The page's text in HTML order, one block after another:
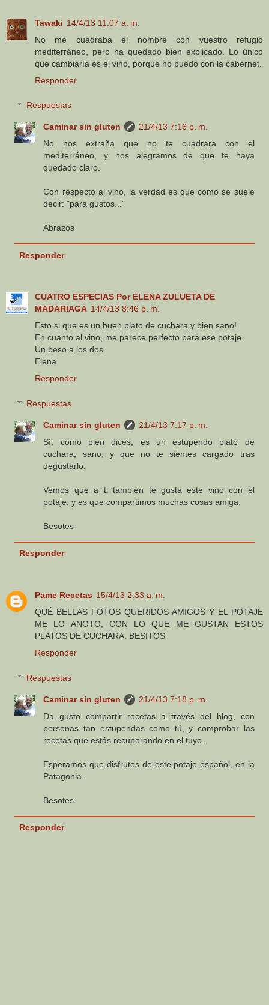
Tawaki 14/4/13 11:07 a. m.
No me cuadraba el nombre con vuestro refugio
mediterráneo, pero ha quedado bien explicado. Lo único
que cambiaría es el vino, porque no puedo con la cabernet.
Responder
Respuestas
Caminar sin gluten
21/4/13 7:16 p. m.
No nos extraña que no te cuadrara con el
mediterráneo, y nos alegramos de que te haya
quedado claro.
Con respecto al vino, la verdad es que como se suele
decir: "para gustos..."
Abrazos
Responder
CUATRO ESPECIAS Por ELENA ZULUETA DE
MADARIAGA 14/4/13 8:46 p. m.
Esto si que es un buen plato de cuchara y bien sano!
En cuanto al vino, me parece perfecto para ese potaje.
Un beso a los dos
Elena
Responder
Respuestas
Caminar sin gluten
21/4/13 7:17 p. m.
Sí, como bien dices, es un estupendo plato de
cuchara, sano, y que no te sientes cargado tras
degustarlo.
Vemos que a ti también te gusta este vino con el
potaje, y es que compartimos muchas cosas amiga.
Besotes
Responder
Pame Recetas 15/4/13 2:33 a. m.
QUÉ BELLAS FOTOS QUERIDOS AMIGOS Y EL POTAJE
ME LO ANOTO, CON LO QUE ME GUSTAN ESTOS
PLATOS DE CUCHARA. BESITOS
Responder
Respuestas
Caminar sin gluten
21/4/13 7:18 p. m.
Da gusto compartir recetas a través del blog, con
personas tan estupendas como tú, y comprobar las
recetas que estás recuperando en el tuyo.
Esperamos que disfrutes de este potaje español, en la
Patagonia.
Besotes
Responder